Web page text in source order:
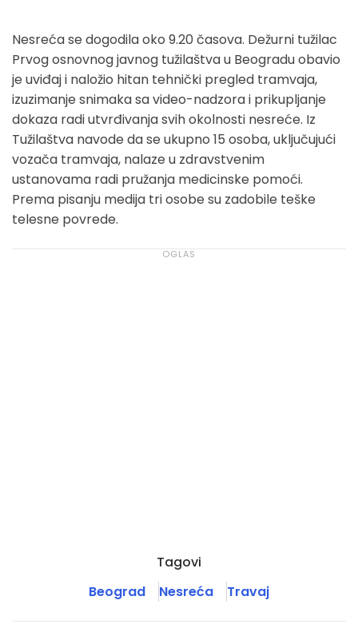
Nesreća se dogodila oko 9.20 časova. Dežurni tužilac
Prvog osnovnog javnog tužilaštva u Beogradu obavio
je uviđaj i naložio hitan tehnički pregled tramvaja,
izuzimanje snimaka sa video-nadzora i prikupljanje
dokaza radi utvrđivanja svih okolnosti nesreće. Iz
Tužilaštva navode da se ukupno 15 osoba, uključujući
vozača tramvaja, nalaze u zdravstvenim
ustanovama radi pružanja medicinske pomoći.
Prema pisanju medija tri osobe su zadobile teške
telesne povrede.
Tagovi
Beograd
Nesreća Travaj